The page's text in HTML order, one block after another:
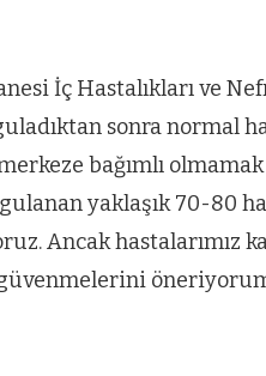
İç Hastalıkları ve
sonra normal
bağımlı
yaklaşık 70-80
Ancak hastalarımız
VIDEO GALERI